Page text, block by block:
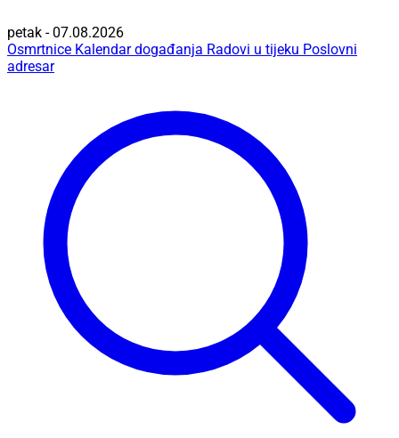
petak - 07.08.2026
Osmrtnice Kalendar događanja Radovi u tijeku Poslovni
adresar